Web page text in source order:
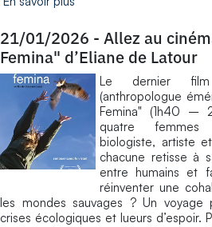
21/01/2026 - Allez au
Femina" d’Eliane de Latour
Le dernier
(anthropologue
Femina" (1h40 –
quatre femmes
biologiste, artiste
chacune retisse à
entre humains et
réinventer une
les mondes sauvages ? Un
crises écologiques et lueurs d’espoir.